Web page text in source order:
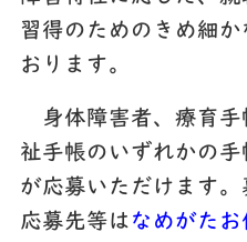
習得のためのきめ細
おります。
身体障害者、療育手
祉手帳のいずれかの
が応募いただけます。
応募先等は なめがたお